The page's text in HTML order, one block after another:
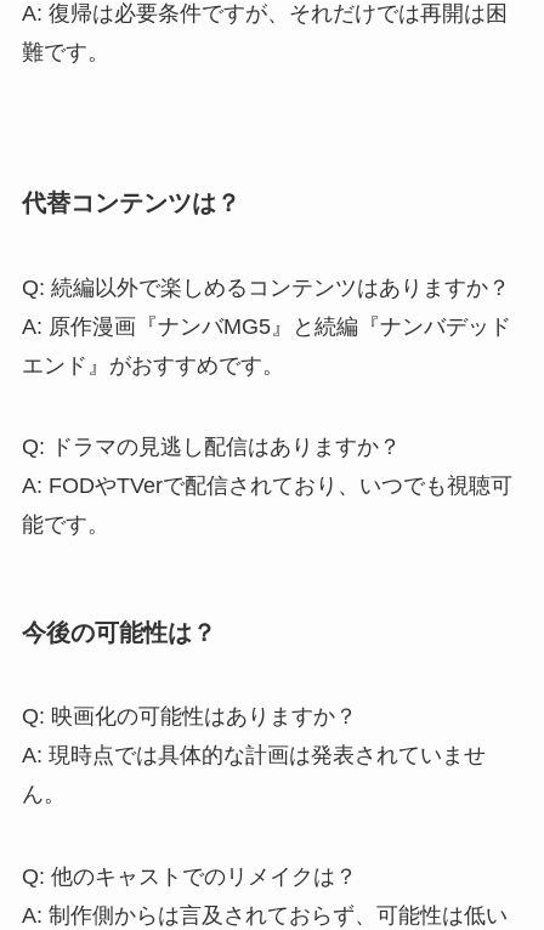
A: 復帰は必要条件ですが、それだけでは再開は困
難です。
代替コンテンツは？
Q: 続編以外で楽しめるコンテンツはありますか？
A: 原作漫画『ナンバMG5』と続編『ナンバデッド
エンド』がおすすめです。
Q: ドラマの見逃し配信はありますか？
A: FODやTVerで配信されており、いつでも視聴可
能です。
今後の可能性は？
Q: 映画化の可能性はありますか？
A: 現時点では具体的な計画は発表されていませ
ん。
Q: 他のキャストでのリメイクは？
A: 制作側からは言及されておらず、可能性は低い